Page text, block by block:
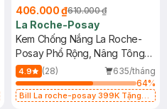
406.000 ₫610.000 ₫
La Roche-Posay
Kem Chống Nắng La Roche-
Posay Phổ Rộng, Nâng Tông
Kiềm Dầu 50ml
4.9 (28)
635/tháng
64%
Bill La roche-posay 399K Tặng